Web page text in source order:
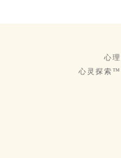
心
心灵探索